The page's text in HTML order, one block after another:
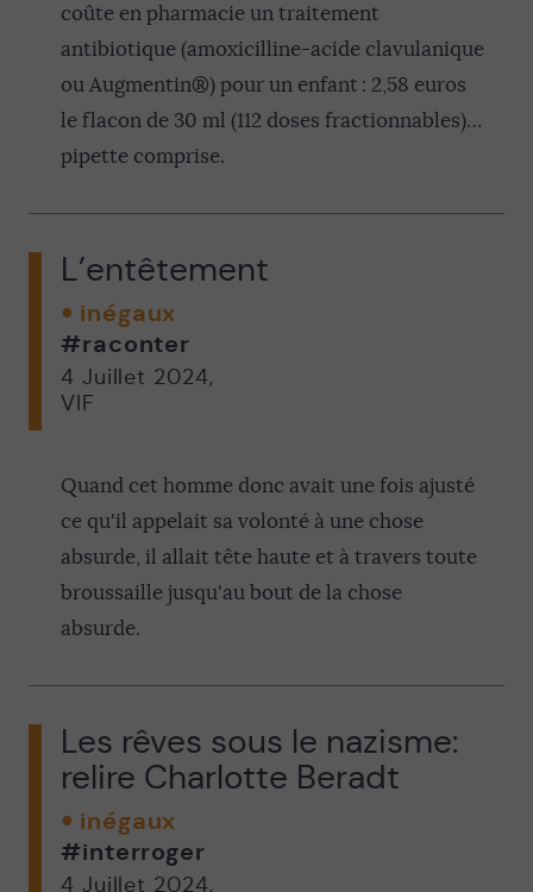
coûte en pharmacie un traitement
antibiotique (amoxicilline-acide clavulanique
ou Augmentin®) pour un enfant : 2,58 euros
le flacon de 30 ml (112 doses fractionnables)…
pipette comprise.
L’entêtement
inégaux
#raconter
4 Juillet 2024,
VIF
Quand cet homme donc avait une fois ajusté
ce qu'il appelait sa volonté à une chose
absurde, il allait tête haute et à travers toute
broussaille jusqu'au bout de la chose
absurde.
Les rêves sous le nazisme:
relire Charlotte Beradt
inégaux
#interroger
4 Juillet 2024,